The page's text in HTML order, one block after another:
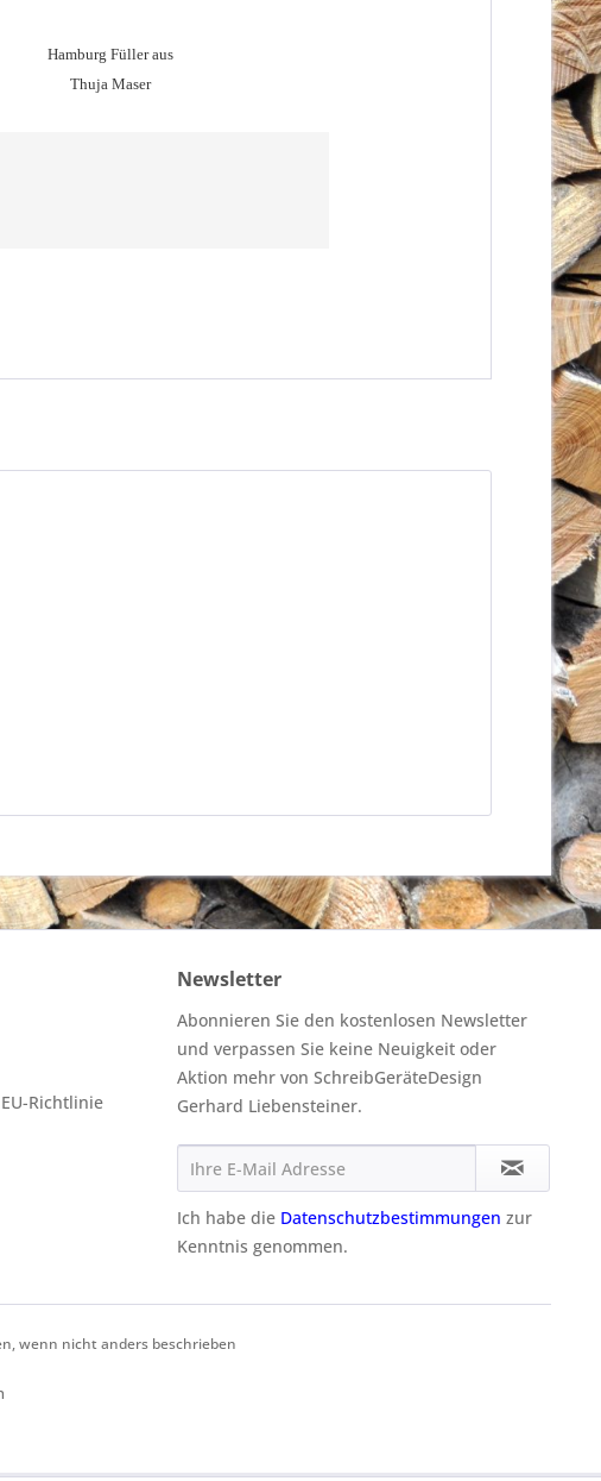
Hamburg Füller aus
Thuja Maser
Richtlinie
Newsletter
Abonnieren Sie den kostenlosen Newsletter
und verpassen Sie keine Neuigkeit oder
Aktion mehr von SchreibGeräteDesign
Gerhard Liebensteiner.
Ich habe die Datenschutzbestimmungen zur
Kenntnis genommen.
wenn nicht anders beschrieben